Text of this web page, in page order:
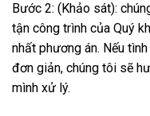
Bước 2: (Khảo sát):
tận công trình của Quý
nhất phương án. Nếu
đơn giản, chúng tôi sẽ
mình xử lý.